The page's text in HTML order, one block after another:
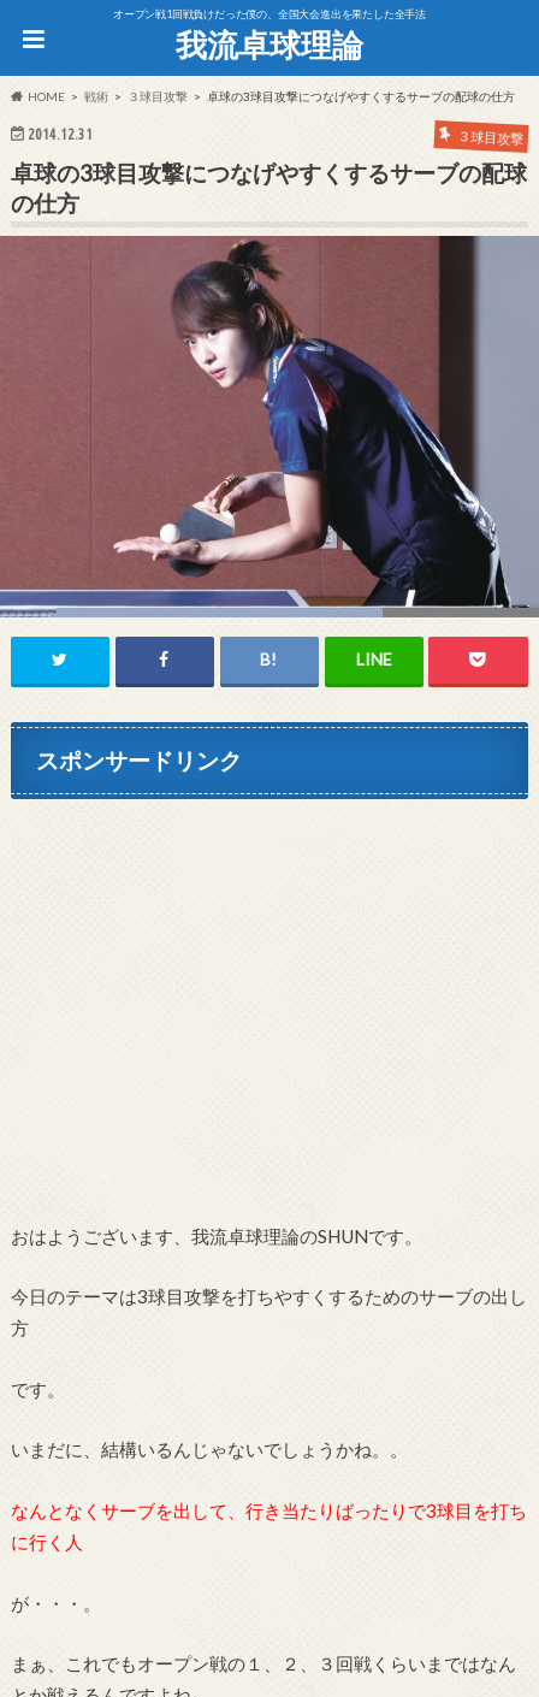
オープン戦1回戦負けだった僕の、全国大会進出を果たした全手法
我流卓球理論
HOME 戦術 ３球目攻撃 卓球の3球目攻撃につなげやすくするサーブの配球の仕方
2014.12.31 ３球目攻撃
卓球の3球目攻撃につなげやすくするサーブの配球
の仕方
スポンサードリンク
おはようございます、我流卓球理論のSHUNです。
今日のテーマは3球目攻撃を打ちやすくするためのサーブの出し
方
です。
いまだに、結構いるんじゃないでしょうかね。。
なんとなくサーブを出して、行き当たりばったりで3球目を打ち
に行く人
が・・・。
まぁ、これでもオープン戦の１、２、３回戦くらいまではなん